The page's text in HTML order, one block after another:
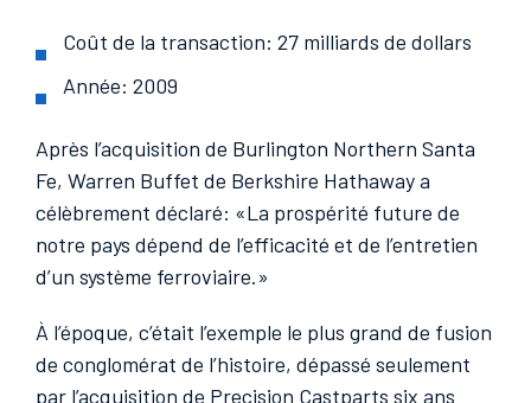
Coût de la transaction: 27 milliards de dollars
Année: 2009
Après l’acquisition de Burlington Northern Santa
Fe, Warren Buffet de Berkshire Hathaway a
célèbrement déclaré: «La prospérité future de
notre pays dépend de l’efficacité et de l’entretien
d’un système ferroviaire.»
À l’époque, c’était l’exemple le plus grand de fusion
de conglomérat de l’histoire, dépassé seulement
par l’acquisition de Precision Castparts six ans